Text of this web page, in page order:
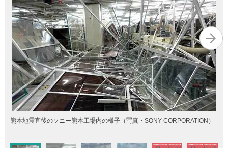
熊本地震直後のソニー熊本工場内の様子（写真・SONY CORPORATION）